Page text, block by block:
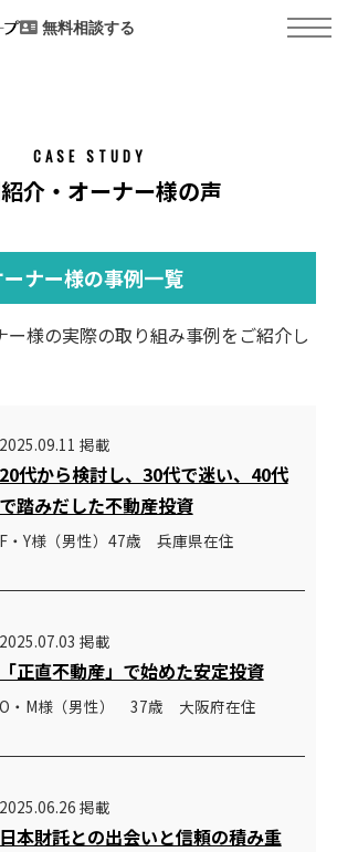
無料相談する
CASE STUDY
介・オーナー様の声
ナー様の事例一覧
ー様の実際の取り組み事例をご紹介し
2025.09.11 掲載
20代から検討し、30代で迷い、40代
で踏みだした不動産投資
F・Y様（男性）47歳 兵庫県在住
2025.07.03 掲載
「正直不動産」で始めた安定投資
O・M様（男性） 37歳 大阪府在住
2025.06.26 掲載
日本財託との出会いと信頼の積み重